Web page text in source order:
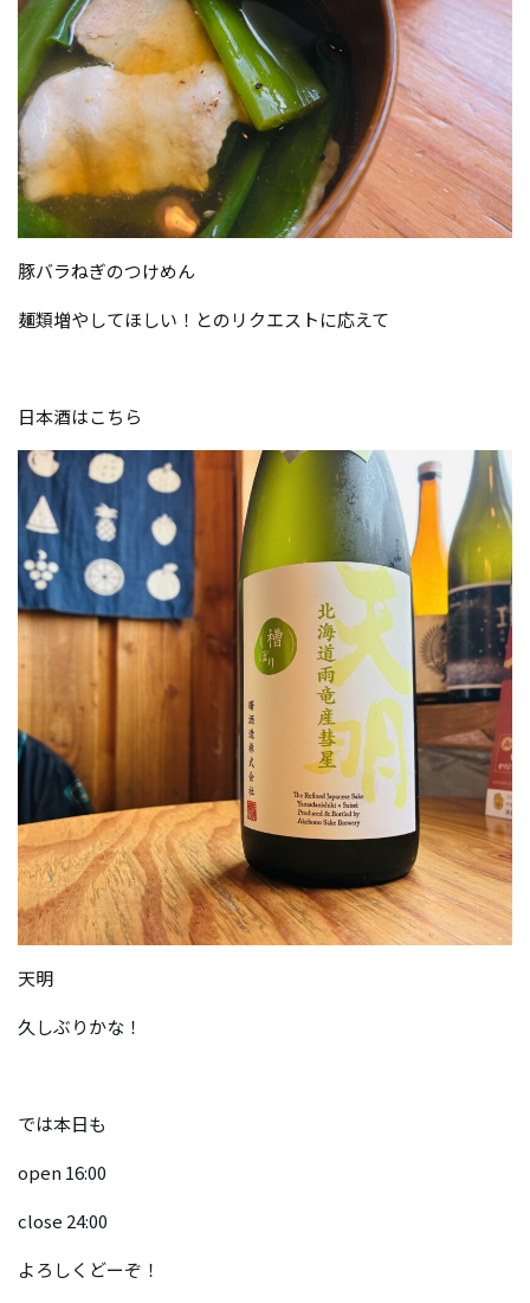
豚バラねぎのつけめん
麺類増やしてほしい！とのリクエストに応えて
日本酒はこちら
天明
久しぶりかな！
では本日も
open 16:00
close 24:00
よろしくどーぞ！